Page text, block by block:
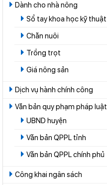
Dành cho nhà nông
Sổ tay khoa học kỹ thuật
Chăn nuôi
Trồng trọt
Giá nông sản
Dịch vụ hành chính công
Văn bản quy phạm pháp luật
UBND huyện
Văn bản QPPL tỉnh
Văn bản QPPL chính phủ
Công khai ngân sách